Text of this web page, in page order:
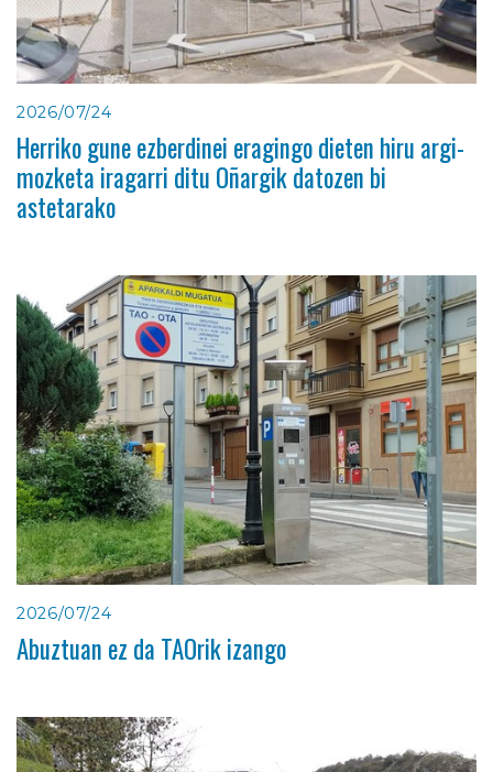
2026/07/24
Herriko gune ezberdinei eragingo dieten hiru argi-
mozketa iragarri ditu Oñargik datozen bi
astetarako
2026/07/24
Abuztuan ez da TAOrik izango